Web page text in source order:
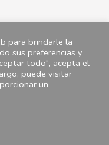
DEL
AL CARRITO
para brindarle la
sus preferencias y
todo", acepta el
puede visitar
un